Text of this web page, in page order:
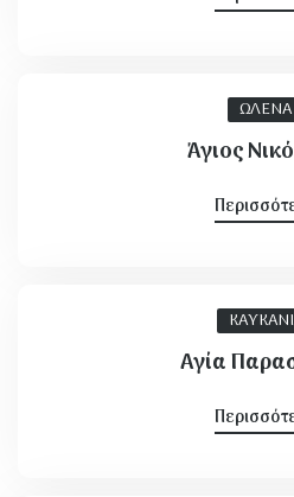
ΩΛΕΝΑ
Άγιος
Αγία